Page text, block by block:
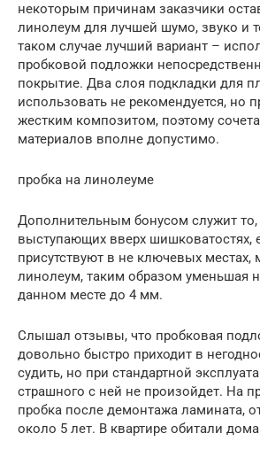
некоторым причинам заказчики
линолеум для лучшей шумо, звуко и
таком случае лучший вариант –
пробковой подложки
покрытие. Два слоя подкладки для
использовать не рекомендуется, но
жестким композитом, поэтому
материалов вполне допустимо.
пробка на линолеуме
Дополнительным бонусом служит то,
выступающих вверх шишковатостях,
присутствуют в не ключевых местах,
линолеум, таким образом уменьшая
данном месте до 4 мм.
Слышал отзывы, что пробковая
довольно быстро приходит в
судить, но при стандартной
страшного с ней не произойдет. На
пробка после демонтажа ламината,
около 5 лет. В квартире обитали